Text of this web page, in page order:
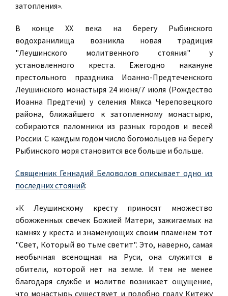
затопления».
В конце ХХ века на берегу Рыбинского
водохранилища возникла новая традиция
"Леушинского молитвенного стояния" у
установленного креста. Ежегодно накануне
престольного праздника Иоанно-Предтеченского
Леушинского монастыря 24 июня/7 июля (Рождество
Иоанна Предтечи) у селения Мякса Череповецкого
района, ближайшего к затопленному монастырю,
собираются паломники из разных городов и весей
России. С каждым годом число богомольцев на берегу
Рыбинского моря становится все больше и больше.
Священник Геннадий Беловолов описывает одно из
последних стояний:
«К Леушинскому кресту приносят множество
обожженных свечек Божией Матери, зажигаемых на
камнях у креста и знаменующих своим пламенем тот
"Свет, Который во тьме светит". Это, наверно, самая
необычная всенощная на Руси, она служится в
обители, которой нет на земле. И тем не менее
благодаря службе и молитве возникает ощущение,
что монастырь существует и подобно граду Китежу